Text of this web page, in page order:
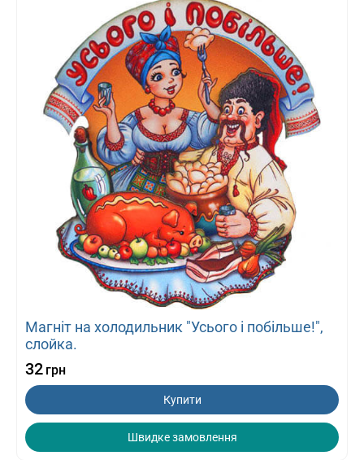
Магніт на холодильник "Усього і побільше!",
слойка.
32 грн
Купити
Швидке замовлення